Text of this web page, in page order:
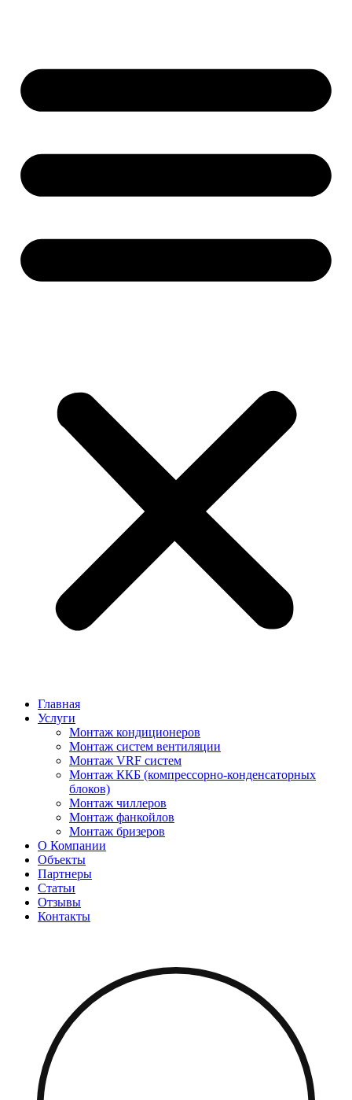
Главная
Услуги
Монтаж кондиционеров
Монтаж cистем вентиляции
Монтаж VRF систем
Монтаж ККБ (компрессорно-конденсаторных
блоков)
Монтаж чиллеров
Монтаж фанкойлов
Монтаж бризеров
О Компании
Объекты
Партнеры
Статьи
Отзывы
Контакты